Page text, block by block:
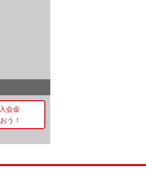
会金
う！